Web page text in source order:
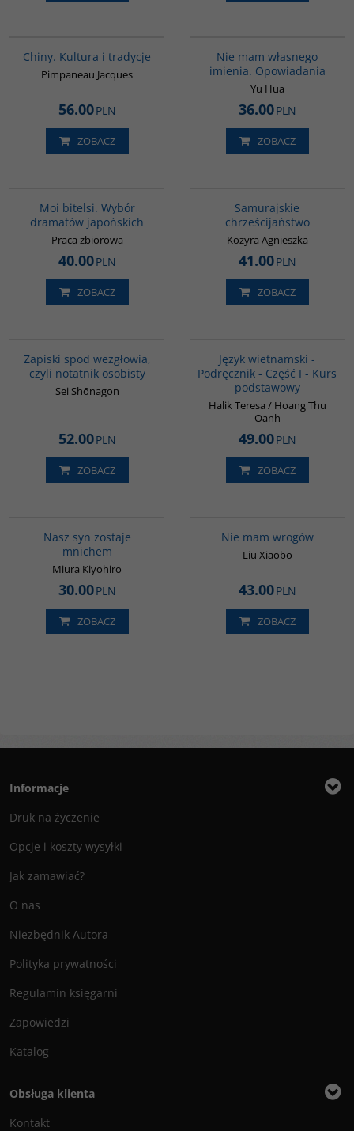
Chiny. Kultura i tradycje
Pimpaneau Jacques
56.00PLN
ZOBACZ
Nie mam własnego
imienia. Opowiadania
Yu Hua
36.00PLN
ZOBACZ
Moi bitelsi. Wybór
dramatów japońskich
Praca zbiorowa
40.00PLN
ZOBACZ
Samurajskie
chrześcijaństwo
Kozyra Agnieszka
41.00PLN
ZOBACZ
Zapiski spod wezgłowia,
czyli notatnik osobisty
Sei Shōnagon
52.00PLN
ZOBACZ
Język wietnamski -
Podręcznik - Część I - Kurs
podstawowy
Halik Teresa / Hoang Thu
Oanh
49.00PLN
ZOBACZ
Nasz syn zostaje
mnichem
Miura Kiyohiro
30.00PLN
ZOBACZ
Nie mam wrogów
Liu Xiaobo
43.00PLN
ZOBACZ
Informacje
Druk na życzenie
Opcje i koszty wysyłki
Jak zamawiać?
O nas
Niezbędnik Autora
Polityka prywatności
Regulamin księgarni
Zapowiedzi
Katalog
Obsługa klienta
Kontakt